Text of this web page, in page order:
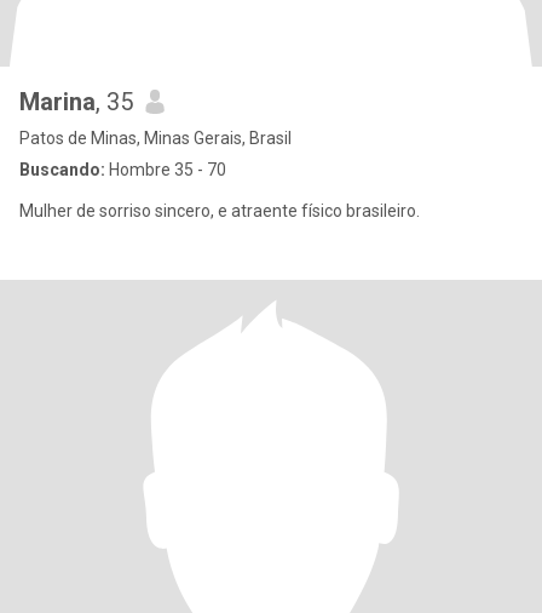
Marina, 35
Patos de Minas, Minas Gerais, Brasil
Buscando: Hombre 35 - 70
Mulher de sorriso sincero, e atraente físico brasileiro.